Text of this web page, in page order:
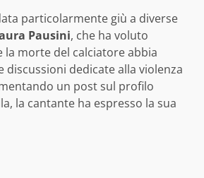
particolarmente giù a diverse
Pausini, che ha voluto
morte del calciatore abbia
discussioni dedicate alla violenza
un post sul profilo
la cantante ha espresso la sua